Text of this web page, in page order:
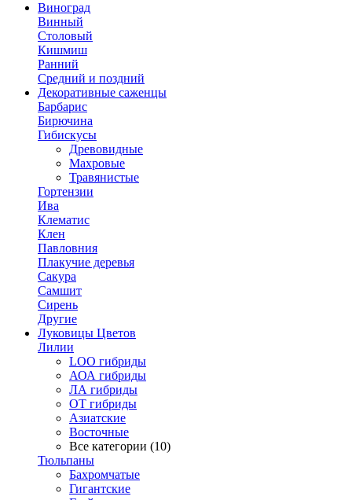
Виноград
Винный
Столовый
Кишмиш
Ранний
Средний и поздний
Декоративные саженцы
Барбарис
Бирючина
Гибискусы
Древовидные
Махровые
Травянистые
Гортензии
Ива
Клематис
Клен
Павловния
Плакучие деревья
Сакура
Самшит
Сирень
Другие
Луковицы Цветов
Лилии
LOO гибриды
АОА гибриды
ЛА гибриды
ОТ гибриды
Азиатские
Восточные
Все категории (10)
Тюльпаны
Бахромчатые
Гигантские